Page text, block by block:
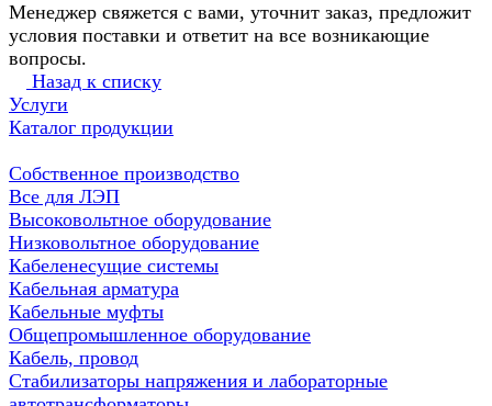
Менеджер свяжется с вами, уточнит заказ, предложит
условия поставки и ответит на все возникающие
вопросы.
Назад к списку
Услуги
Каталог продукции
Собственное производство
Все для ЛЭП
Высоковольтное оборудование
Низковольтное оборудование
Кабеленесущие системы
Кабельная арматура
Кабельные муфты
Общепромышленное оборудование
Кабель, провод
Стабилизаторы напряжения и лабораторные